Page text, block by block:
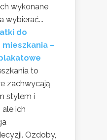
wykonane
wybierać...
do
–
to
zachwycają
stylem i
ich
Ozdoby,